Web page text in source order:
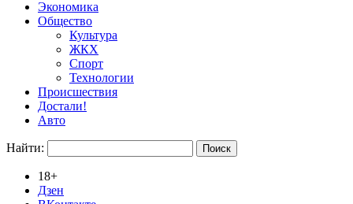
Экономика
Общество
Культура
ЖКХ
Спорт
Технологии
Происшествия
Достали!
Авто
Найти:
18+
Дзен